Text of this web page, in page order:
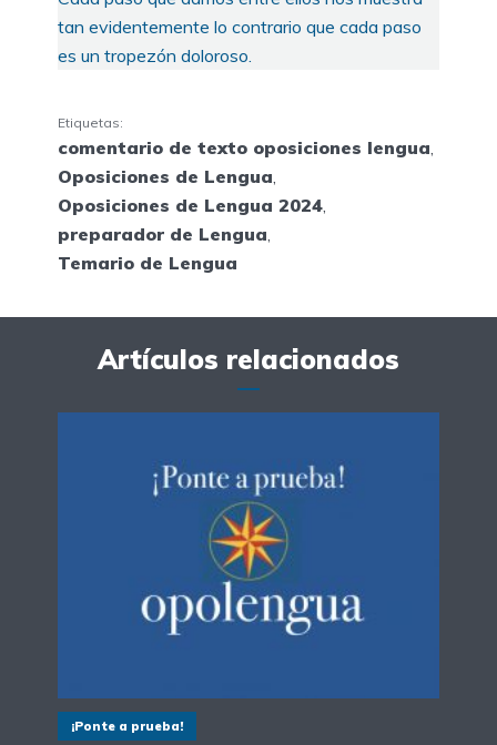
tan evidentemente lo contrario que cada paso
es un tropezón doloroso.
Etiquetas:
comentario de texto oposiciones lengua,
Oposiciones de Lengua,
Oposiciones de Lengua 2024,
preparador de Lengua,
Temario de Lengua
Artículos relacionados
¡Ponte a prueba!